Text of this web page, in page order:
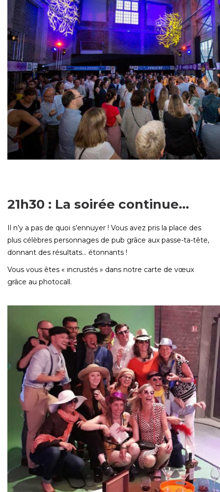
21h30 : La soirée continue…
Il n’y a pas de quoi s’ennuyer ! Vous avez pris la place des
plus célèbres personnages de pub grâce aux passe-ta-tête,
donnant des résultats… étonnants !
Vous vous êtes « incrustés » dans notre carte de vœux
grâce au photocall.